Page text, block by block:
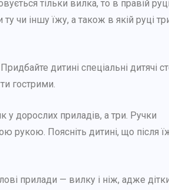
тільки вилка, то в правій
чи іншу їжу, а також в якій руці
дитині спеціальні дитячі
гострими.
у дорослих приладів, а три. Ручки
рукою. Поясніть дитині, що після
прилади — вилку і ніж, адже
РІЗНЕ
моментів